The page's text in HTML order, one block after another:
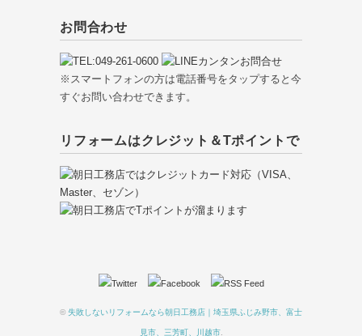
お問合わせ
※スマートフォンの方は電話番号をタップすると今
すぐお問い合わせできます。
リフォームはクレジット＆Tポイントで
© 失敗しないリフォームなら朝日工務店｜埼玉県ふじみ野市、富士
見市、三芳町、川越市.